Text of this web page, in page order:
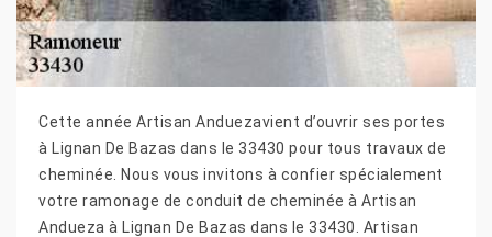
Cette année Artisan Anduezavient d’ouvrir ses portes
à Lignan De Bazas dans le 33430 pour tous travaux de
cheminée. Nous vous invitons à confier spécialement
votre ramonage de conduit de cheminée à Artisan
Andueza à Lignan De Bazas dans le 33430. Artisan